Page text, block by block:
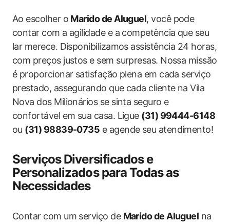
Ao escolher o Marido de Aluguel, você pode
contar com a agilidade e a competência que seu
lar merece. Disponibilizamos assistência 24 horas,
com preços justos e sem surpresas. Nossa missão
é proporcionar satisfação plena em cada serviço
prestado, assegurando que cada cliente na Vila
Nova dos Milionários se sinta seguro e
confortável em sua casa. Ligue (31) 99444-6148
ou (31) 98839-0735 e agende seu atendimento!
Serviços Diversificados e
Personalizados para Todas as
Necessidades
Contar com um serviço de Marido de Aluguel na